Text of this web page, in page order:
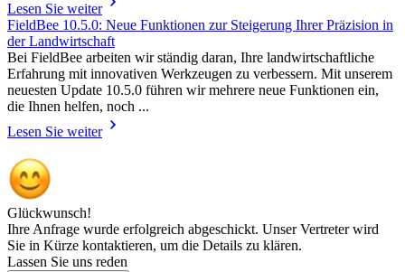
Lesen Sie weiter
FieldBee 10.5.0: Neue Funktionen zur Steigerung Ihrer Präzision in
der Landwirtschaft
Bei FieldBee arbeiten wir ständig daran, Ihre landwirtschaftliche
Erfahrung mit innovativen Werkzeugen zu verbessern. Mit unserem
neuesten Update 10.5.0 führen wir mehrere neue Funktionen ein,
die Ihnen helfen, noch ...
Lesen Sie weiter
Glückwunsch!
Ihre Anfrage wurde erfolgreich abgeschickt. Unser Vertreter wird
Sie in Kürze kontaktieren, um die Details zu klären.
Lassen Sie uns reden